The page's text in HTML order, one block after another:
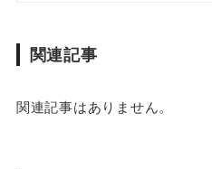
関連記事
関連記事はありません。